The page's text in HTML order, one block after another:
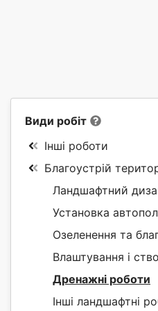
Види робіт
Інші роботи
Благоустрій
Ландшафтний
Установка
Озеленення та
Влаштування і
Дренажні роботи
Інші ландшафтні